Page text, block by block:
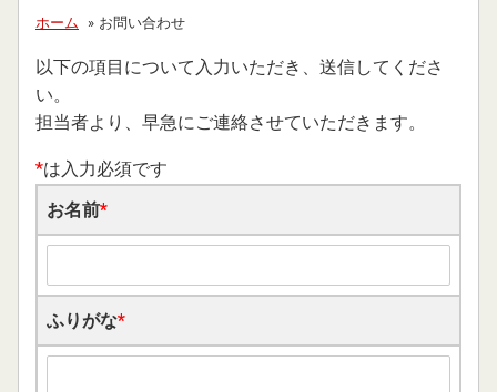
ホーム » お問い合わせ
以下の項目について入力いただき、送信してくださ
い。
担当者より、早急にご連絡させていただきます。
*は入力必須です
お名前*
ふりがな*